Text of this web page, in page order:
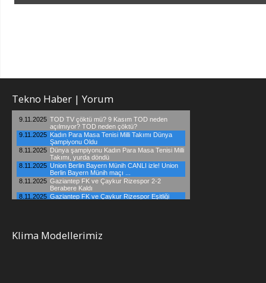
Tekno Haber | Yorum
Klima Modellerimiz